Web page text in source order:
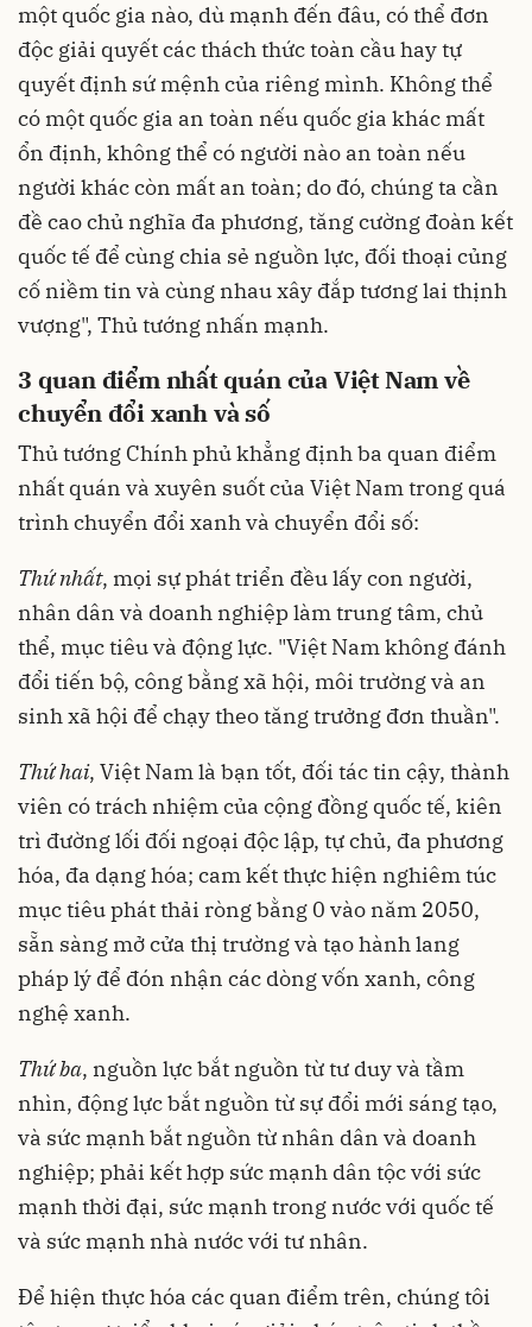
một quốc gia nào, dù mạnh đến đâu, có thể đơn
độc giải quyết các thách thức toàn cầu hay tự
quyết định sứ mệnh của riêng mình. Không thể
có một quốc gia an toàn nếu quốc gia khác mất
ổn định, không thể có người nào an toàn nếu
người khác còn mất an toàn; do đó, chúng ta cần
đề cao chủ nghĩa đa phương, tăng cường đoàn kết
quốc tế để cùng chia sẻ nguồn lực, đối thoại củng
cố niềm tin và cùng nhau xây đắp tương lai thịnh
vượng", Thủ tướng nhấn mạnh.
3 quan điểm nhất quán của Việt Nam về
chuyển đổi xanh và số
Thủ tướng Chính phủ khẳng định ba quan điểm
nhất quán và xuyên suốt của Việt Nam trong quá
trình chuyển đổi xanh và chuyển đổi số:
Thứ nhất, mọi sự phát triển đều lấy con người,
nhân dân và doanh nghiệp làm trung tâm, chủ
thể, mục tiêu và động lực. "Việt Nam không đánh
đổi tiến bộ, công bằng xã hội, môi trường và an
sinh xã hội để chạy theo tăng trưởng đơn thuần".
Thứ hai, Việt Nam là bạn tốt, đối tác tin cậy, thành
viên có trách nhiệm của cộng đồng quốc tế, kiên
trì đường lối đối ngoại độc lập, tự chủ, đa phương
hóa, đa dạng hóa; cam kết thực hiện nghiêm túc
mục tiêu phát thải ròng bằng 0 vào năm 2050,
sẵn sàng mở cửa thị trường và tạo hành lang
pháp lý để đón nhận các dòng vốn xanh, công
nghệ xanh.
Thứ ba, nguồn lực bắt nguồn từ tư duy và tầm
nhìn, động lực bắt nguồn từ sự đổi mới sáng tạo,
và sức mạnh bắt nguồn từ nhân dân và doanh
nghiệp; phải kết hợp sức mạnh dân tộc với sức
mạnh thời đại, sức mạnh trong nước với quốc tế
và sức mạnh nhà nước với tư nhân.
Để hiện thực hóa các quan điểm trên, chúng tôi